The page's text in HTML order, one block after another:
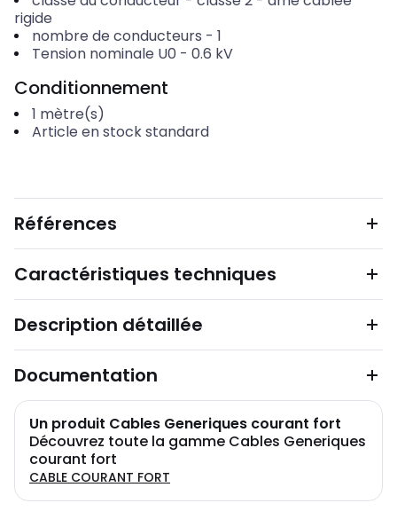
rigide
nombre de conducteurs - 1
Tension nominale U0 - 0.6 kV
Conditionnement
1 mètre(s)
Article en stock standard
Références
Caractéristiques techniques
Description détaillée
Documentation
Un produit Cables Generiques courant fort
Découvrez toute la gamme Cables Generiques
courant fort
CABLE COURANT FORT